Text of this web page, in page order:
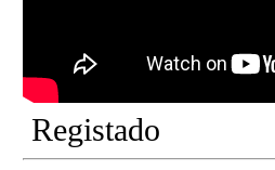
Registado